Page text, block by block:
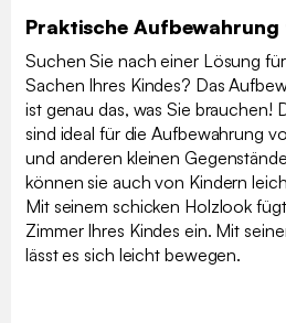
Praktische Aufbewahrung
Suchen Sie nach einer Lösung
Sachen Ihres Kindes? Das
ist genau das, was Sie brauchen!
sind ideal für die Aufbewahrung
und anderen kleinen
können sie auch von Kindern
Mit seinem schicken Holzlook
Zimmer Ihres Kindes ein. Mit
lässt es sich leicht bewegen.